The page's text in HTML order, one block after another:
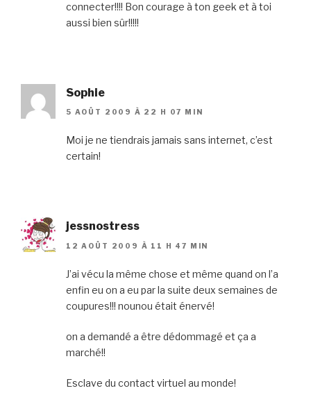
connecter!!!! Bon courage à ton geek et à toi
aussi bien sûr!!!!!
Sophie
5 AOÛT 2009 À 22 H 07 MIN
Moi je ne tiendrais jamais sans internet, c’est
certain!
jessnostress
12 AOÛT 2009 À 11 H 47 MIN
J’ai vécu la même chose et même quand on l’a
enfin eu on a eu par la suite deux semaines de
coupures!!! nounou était énervé!
on a demandé a être dédommagé et ça a
marché!!
Esclave du contact virtuel au monde!